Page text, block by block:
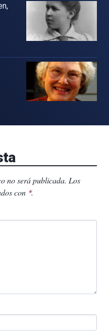
no será publicada. Los
con *.